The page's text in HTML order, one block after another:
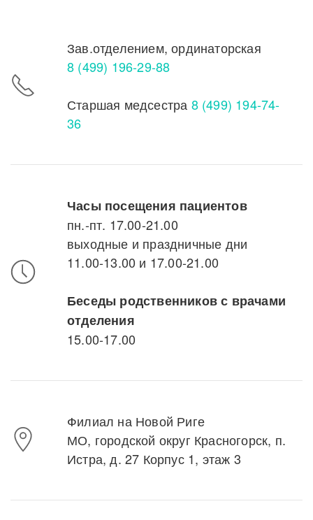
Зав.отделением, ординаторская
8 (499) 196-29-88
Старшая медсестра 8 (499) 194-74-
36
Часы посещения пациентов
пн.-пт. 17.00-21.00
выходные и праздничные дни
11.00-13.00 и 17.00-21.00
Беседы родственников с врачами
отделения
15.00-17.00
Филиал на Новой Риге
МО, городской округ Красногорск, п.
Истра, д. 27 Корпус 1, этаж 3